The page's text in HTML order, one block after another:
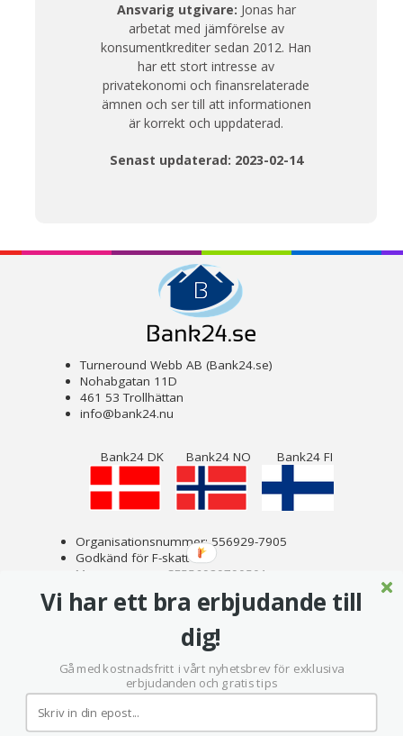
Ansvarig utgivare: Jonas har
arbetat med jämförelse av
konsumentkrediter sedan 2012. Han
har ett stort intresse av
privatekonomi och finansrelaterade
ämnen och ser till att informationen
är korrekt och uppdaterad.
Senast updaterad: 2023-02-14
Turneround Webb AB (Bank24.se)
Nohabgatan 11D
461 53 Trollhättan
info@bank24.nu
Bank24 DK Bank24 NO Bank24 FI
Organisationsnummer: 556929-7905
Godkänd för F-skatt
Momsnummer: SE556929790501
Om Bank24
Copyright © 2023 Turneround Webb AB
Sekretess - användaravtal för bank24.se
Vi har ett bra erbjudande till
dig!
Gå med kostnadsfritt i vårt nyhetsbrev för exklusiva
erbjudanden och gratis tips